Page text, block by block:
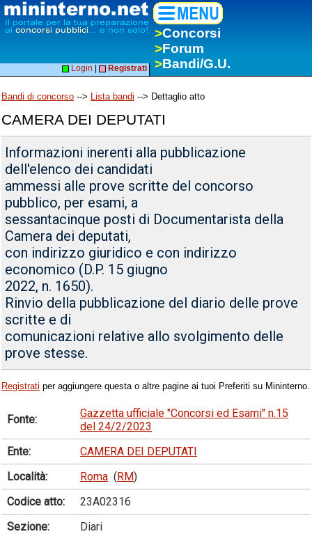
>Concorsi
>Forum
>Bandi/G.U.
Login Registrati
Bandi di concorso --> Lista bandi --> Dettaglio atto
CAMERA DEI DEPUTATI
Informazioni inerenti alla pubblicazione
dell'elenco dei candidati
ammessi alle prove scritte del concorso
pubblico, per esami, a
sessantacinque posti di Documentarista della
Camera dei deputati,
con indirizzo giuridico e con indirizzo
economico (D.P. 15 giugno
2022, n. 1650).
Rinvio della pubblicazione del diario delle prove
scritte e di
comunicazioni relative allo svolgimento delle
prove stesse.
Registrati per aggiungere questa o altre pagine ai tuoi Preferiti su Mininterno.
Fonte:
Gazzetta ufficiale "Concorsi ed Esami" n.15
del 24/2/2023
Ente:
CAMERA DEI DEPUTATI
Località:
Roma (RM)
Codice atto:
23A02316
Sezione:
Diari